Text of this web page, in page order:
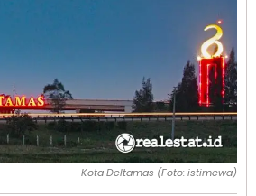
Kota Deltamas (Foto: istimewa)